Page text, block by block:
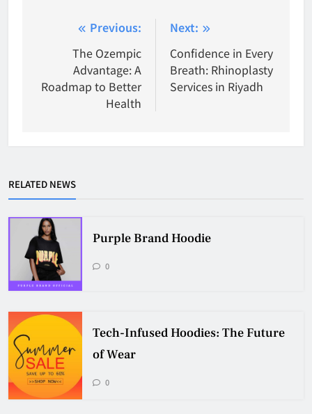
navigation
Previous:
The Ozempic
Advantage: A
Roadmap to Better
Health
Next:
Confidence in Every
Breath: Rhinoplasty
Services in Riyadh
RELATED NEWS
Purple Brand Hoodie
0
Tech-Infused Hoodies: The Future
of Wear
0